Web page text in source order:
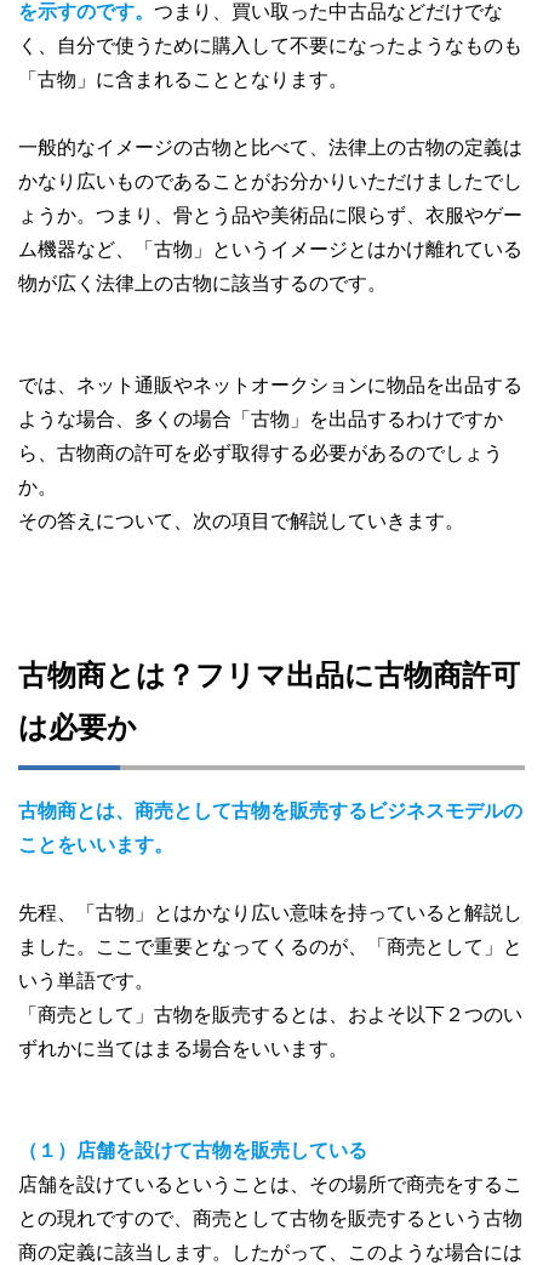
を示すのです。 つまり、買い取った中古品などだけでな
く、自分で使うために購入して不要になったようなものも
「古物」に含まれることとなります。
一般的なイメージの古物と比べて、法律上の古物の定義は
かなり広いものであることがお分かりいただけましたでし
ょうか。つまり、骨とう品や美術品に限らず、衣服やゲー
ム機器など、「古物」というイメージとはかけ離れている
物が広く法律上の古物に該当するのです。
では、ネット通販やネットオークションに物品を出品する
ような場合、多くの場合「古物」を出品するわけですか
ら、古物商の許可を必ず取得する必要があるのでしょう
か。
その答えについて、次の項目で解説していきます。
古物商とは？フリマ出品に古物商許可
は必要か
古物商とは、商売として古物を販売するビジネスモデルの
ことをいいます。
先程、「古物」とはかなり広い意味を持っていると解説し
ました。ここで重要となってくるのが、「商売として」と
いう単語です。
「商売として」古物を販売するとは、およそ以下２つのい
ずれかに当てはまる場合をいいます。
（１）店舗を設けて古物を販売している
店舗を設けているということは、その場所で商売をするこ
との現れですので、商売として古物を販売するという古物
商の定義に該当します。したがって、このような場合には